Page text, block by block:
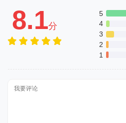
8.1分
5
4
3
2
1